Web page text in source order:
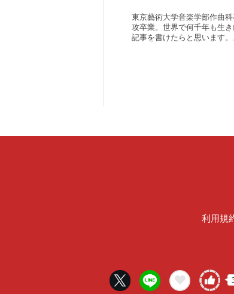
東京藝術大学音楽学部作曲
攻卒業。世界で何千年も生
記事を書けたらと思います。
利用規